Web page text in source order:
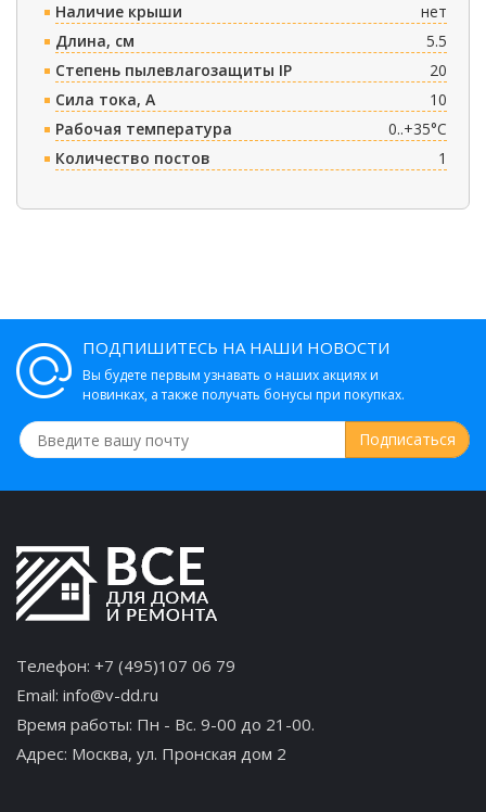
Наличие крыши
нет
Длина, см
5.5
Степень пылевлагозащиты IP
20
Сила тока, A
10
Рабочая температура
0..+35°C
Количество постов
1
ПОДПИШИТЕСЬ НА НАШИ НОВОСТИ
Вы будете первым узнавать о наших акциях и
новинках, а также получать бонусы при покупках.
Телефон: +7 (495)107 06 79
Email: info@v-dd.ru
Время работы: Пн - Вс. 9-00 до 21-00.
Адрес: Москва, ул. Пронская дом 2